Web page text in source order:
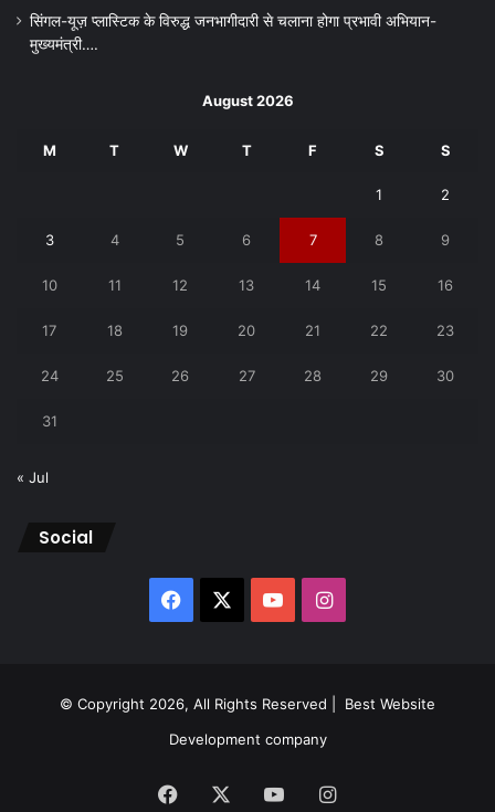
सिंगल-यूज़ प्लास्टिक के विरुद्ध जनभागीदारी से चलाना होगा प्रभावी अभियान-
मुख्यमंत्री….
August 2026
M T W T F S S
1 2
3 4 5 6 7 8 9
10 11 12 13 14 15 16
17 18 19 20 21 22 23
24 25 26 27 28 29 30
31
« Jul
Social
Facebook YouTubeInstagram
© Copyright 2026, All Rights Reserved | Best Website
Development company
Facebook YouTubeInstagram